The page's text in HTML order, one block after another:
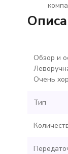
Обзор и
Очень
Тип